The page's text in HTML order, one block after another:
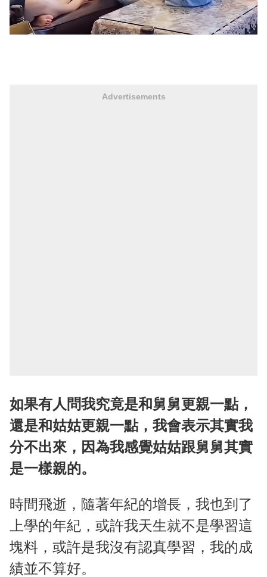
Advertisements
如果有人問我究竟是和舅舅更親一點，
還是和姑姑更親一點，我會表示其實我
分不出來，因為我感覺姑姑跟舅舅其實
是一樣親的。
時間飛逝，隨著年紀的增長，我也到了
上學的年紀，或許我天生就不是學習這
塊料，或許是我沒有認真學習，我的成
績並不算好。